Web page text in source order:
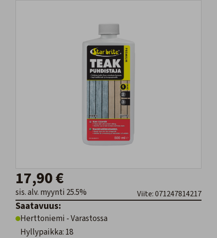
17,90 €
sis. alv. myynti 25.5% Viite: 071247814217
Saatavuus:
Herttoniemi - Varastossa
Hyllypaikka: 18